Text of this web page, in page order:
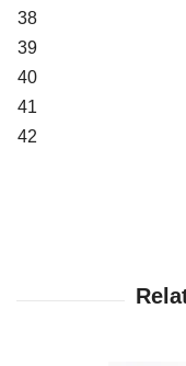
38
39
40
41
42